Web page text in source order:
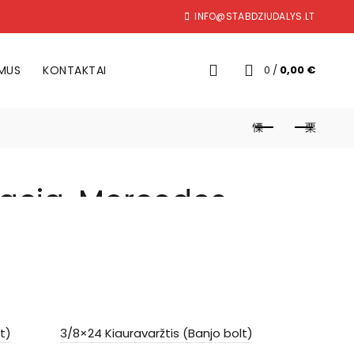
INFO@STABDZIUDALYS.LT
KONTAKTAI 0 / 0,00 €
Mercedes-
Opel, Renault
3/8×24 Kiauravaržtis (Banjo bolt)